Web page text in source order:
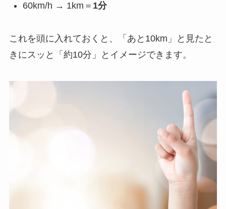
60km/h → 1km＝ 1分
これを頭に入れておくと、「あと10km」と見たと
きにスッと「約10分」とイメージできます。